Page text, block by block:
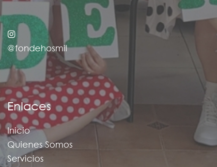
@fondehosmil
Enlaces
Inicio
Quienes Somos
Servicios